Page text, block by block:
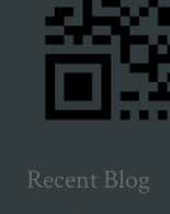
Recent Blog